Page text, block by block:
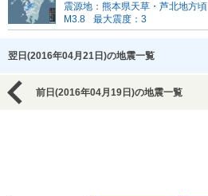
震源地：熊本県天草・芦北地方頃
M3.8
最大震度：3
翌日(2016年04月21日)の地震一覧
前日(2016年04月19日)の地震一覧